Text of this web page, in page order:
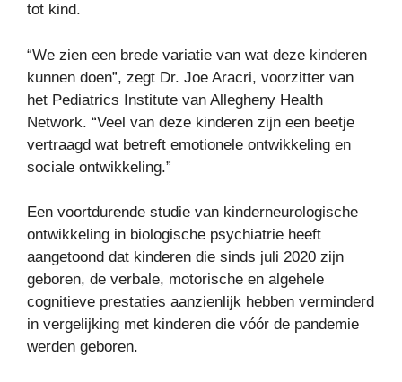
tot kind.
“We zien een brede variatie van wat deze kinderen
kunnen doen”, zegt Dr. Joe Aracri, voorzitter van
het Pediatrics Institute van Allegheny Health
Network. “Veel van deze kinderen zijn een beetje
vertraagd wat betreft emotionele ontwikkeling en
sociale ontwikkeling.”
Een voortdurende studie van kinderneurologische
ontwikkeling in biologische psychiatrie heeft
aangetoond dat kinderen die sinds juli 2020 zijn
geboren, de verbale, motorische en algehele
cognitieve prestaties aanzienlijk hebben verminderd
in vergelijking met kinderen die vóór de pandemie
werden geboren.